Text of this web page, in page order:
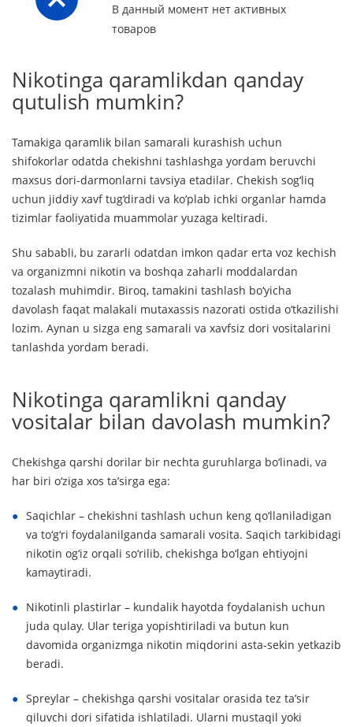
В данный момент нет активных
товаров
Nikotinga qaramlikdan qanday
qutulish mumkin?
Tamakiga qaramlik bilan samarali kurashish uchun
shifokorlar odatda chekishni tashlashga yordam beruvchi
maxsus dori-darmonlarni tavsiya etadilar. Chekish sog‘liq
uchun jiddiy xavf tug‘diradi va ko‘plab ichki organlar hamda
tizimlar faoliyatida muammolar yuzaga keltiradi.
Shu sababli, bu zararli odatdan imkon qadar erta voz kechish
va organizmni nikotin va boshqa zaharli moddalardan
tozalash muhimdir. Biroq, tamakini tashlash bo‘yicha
davolash faqat malakali mutaxassis nazorati ostida o‘tkazilishi
lozim. Aynan u sizga eng samarali va xavfsiz dori vositalarini
tanlashda yordam beradi.
Nikotinga qaramlikni qanday
vositalar bilan davolash mumkin?
Chekishga qarshi dorilar bir nechta guruhlarga bo‘linadi, va
har biri o‘ziga xos ta’sirga ega:
Saqichlar – chekishni tashlash uchun keng qo‘llaniladigan
va to‘g‘ri foydalanilganda samarali vosita. Saqich tarkibidagi
nikotin og‘iz orqali so‘rilib, chekishga bo‘lgan ehtiyojni
kamaytiradi.
Nikotinli plastirlar – kundalik hayotda foydalanish uchun
juda qulay. Ular teriga yopishtiriladi va butun kun
davomida organizmga nikotin miqdorini asta-sekin yetkazib
beradi.
Spreylar – chekishga qarshi vositalar orasida tez ta’sir
qiluvchi dori sifatida ishlatiladi. Ularni mustaqil yoki